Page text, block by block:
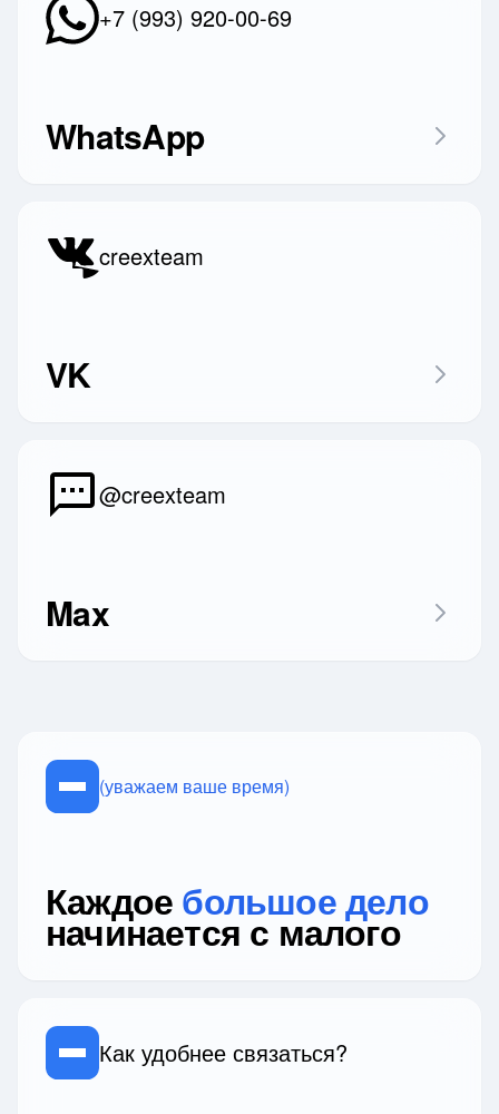
+7 (993) 920-00-69
WhatsApp
creexteam
VK
@creexteam
Max
(уважаем ваше время)
Каждоебольшое дело
начинается с малого
Как удобнее связаться?